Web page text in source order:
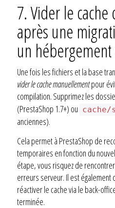
7.Vider le cache
après une
un
Une fois les fichiers et la base
vider le cache manuellementpour
compilation. Supprimez les
(PrestaShop 1.7+) ou cache/
anciennes).
Cela permet à PrestaShop de
temporaires en fonction du
étape, vous risquez de
erreurs serveur. Il est
réactiver le cache via le back-
terminée.